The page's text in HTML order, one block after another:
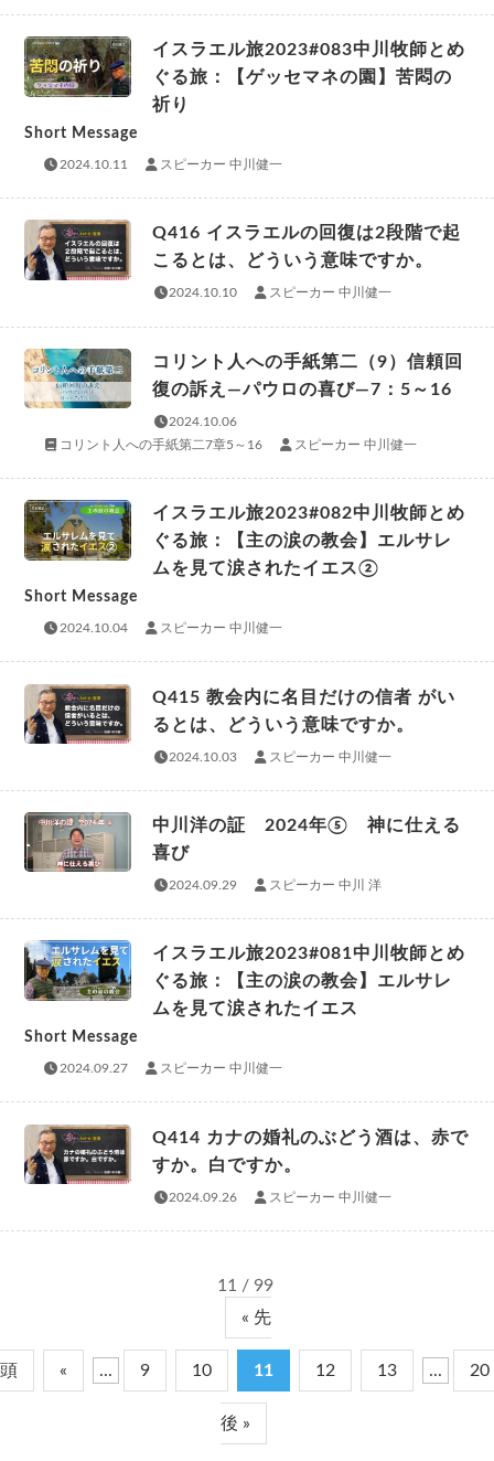
イスラエル旅2023#083中川牧師とめ
ぐる旅：【ゲッセマネの園】苦悶の
祈り
Short Message
2024.10.11 スピーカー 中川健一
Q416 イスラエルの回復は2段階で起
こるとは、どういう意味ですか。
2024.10.10 スピーカー 中川健一
コリント人への手紙第二（9）信頼回
復の訴え―パウロの喜び―7：5～16
2024.10.06
コリント人への手紙第二7章5～16
スピーカー 中川健一
イスラエル旅2023#082中川牧師とめ
ぐる旅：【主の涙の教会】エルサレ
ムを見て涙されたイエス②
Short Message
2024.10.04 スピーカー 中川健一
Q415 教会内に名目だけの信者 がい
るとは、どういう意味ですか。
2024.10.03 スピーカー 中川健一
中川洋の証 2024年⑤ 神に仕える
喜び
2024.09.29 スピーカー 中川 洋
イスラエル旅2023#081中川牧師とめ
ぐる旅：【主の涙の教会】エルサレ
ムを見て涙されたイエス
Short Message
2024.09.27 スピーカー 中川健一
Q414 カナの婚礼のぶどう酒は、赤で
すか。白ですか。
2024.09.26 スピーカー 中川健一
11 / 99
« 先
頭 « ... 9 10 11 12 13 ... 20
後 »